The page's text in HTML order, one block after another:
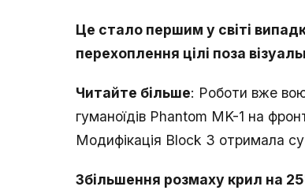
Це стало першим у світі
перехоплення цілі поза
Читайте більше: Роботи вже
гуманоїдів Phantom MK-1 на
Модифікація Block 3 отримала
Збільшення розмаху крил на